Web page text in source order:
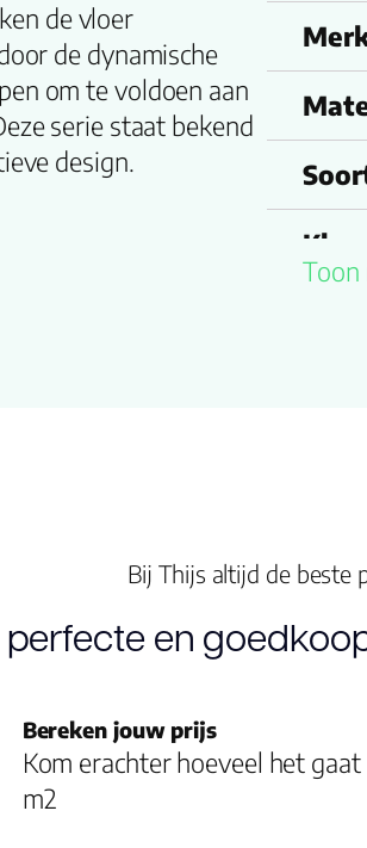
de vloer
de dynamische
om te voldoen aan
serie staat bekend
design.
(cm)
Toon
Bij Thijs altijd de beste
en
Bereken jouw prijs
Kom erachter hoeveel het
m2